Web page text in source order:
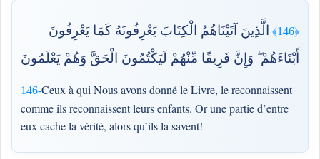
﴿146﴾
الَّذِينَ آتَيْنَاهُمُ الْكِتَابَ يَعْرِفُونَهُ كَمَا يَعْرِفُونَ
أَبْنَاءَهُمْ ۖ وَإِنَّ فَرِيقًا مِّنْهُمْ لَيَكْتُمُونَ الْحَقَّ وَهُمْ يَعْلَمُونَ
146-Ceux à qui Nous avons donné le Livre, le reconnaissent
comme ils reconnaissent leurs enfants. Or une partie d’entre
eux cache la vérité, alors qu’ils la savent!